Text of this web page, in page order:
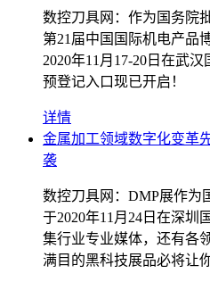
数控刀具网：作为国务院
第21届中国国际机电产品
2020年11月17-20日在武
预登记入口现已开启！
详情
金属加工领域数字化变革
袭
数控刀具网：DMP展作为
于2020年11月24日在深圳
集行业专业媒体，还有各
满目的黑科技展品必将让